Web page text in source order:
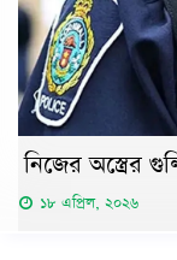
নিজের অস্ত্রের
১৮ এপ্রিল, ২০২৬